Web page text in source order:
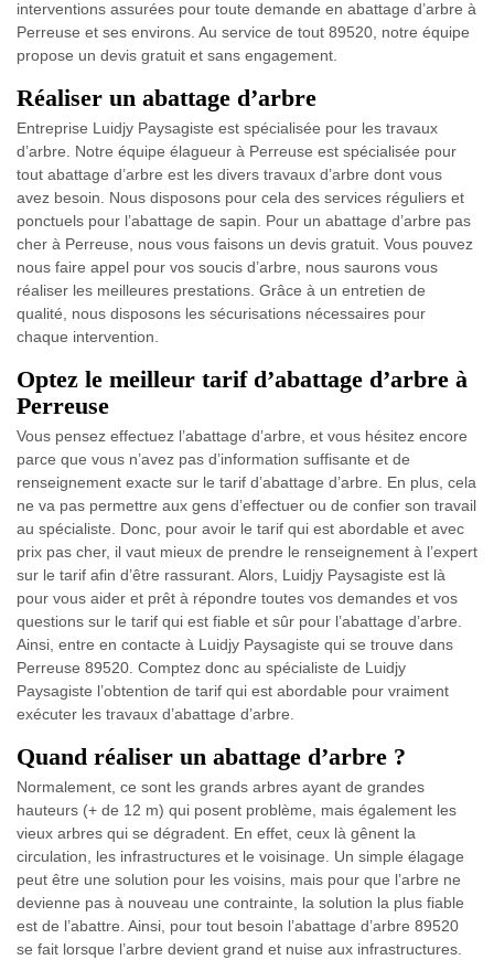
interventions assurées pour toute demande en abattage d’arbre à
Perreuse et ses environs. Au service de tout 89520, notre équipe
propose un devis gratuit et sans engagement.
Réaliser un abattage d’arbre
Entreprise Luidjy Paysagiste est spécialisée pour les travaux
d’arbre. Notre équipe élagueur à Perreuse est spécialisée pour
tout abattage d’arbre est les divers travaux d’arbre dont vous
avez besoin. Nous disposons pour cela des services réguliers et
ponctuels pour l’abattage de sapin. Pour un abattage d’arbre pas
cher à Perreuse, nous vous faisons un devis gratuit. Vous pouvez
nous faire appel pour vos soucis d’arbre, nous saurons vous
réaliser les meilleures prestations. Grâce à un entretien de
qualité, nous disposons les sécurisations nécessaires pour
chaque intervention.
Optez le meilleur tarif d’abattage d’arbre à
Perreuse
Vous pensez effectuez l’abattage d’arbre, et vous hésitez encore
parce que vous n’avez pas d’information suffisante et de
renseignement exacte sur le tarif d’abattage d’arbre. En plus, cela
ne va pas permettre aux gens d’effectuer ou de confier son travail
au spécialiste. Donc, pour avoir le tarif qui est abordable et avec
prix pas cher, il vaut mieux de prendre le renseignement à l’expert
sur le tarif afin d’être rassurant. Alors, Luidjy Paysagiste est là
pour vous aider et prêt à répondre toutes vos demandes et vos
questions sur le tarif qui est fiable et sûr pour l’abattage d’arbre.
Ainsi, entre en contacte à Luidjy Paysagiste qui se trouve dans
Perreuse 89520. Comptez donc au spécialiste de Luidjy
Paysagiste l’obtention de tarif qui est abordable pour vraiment
exécuter les travaux d’abattage d’arbre.
Quand réaliser un abattage d’arbre ?
Normalement, ce sont les grands arbres ayant de grandes
hauteurs (+ de 12 m) qui posent problème, mais également les
vieux arbres qui se dégradent. En effet, ceux là gênent la
circulation, les infrastructures et le voisinage. Un simple élagage
peut être une solution pour les voisins, mais pour que l’arbre ne
devienne pas à nouveau une contrainte, la solution la plus fiable
est de l’abattre. Ainsi, pour tout besoin l’abattage d’arbre 89520
se fait lorsque l’arbre devient grand et nuise aux infrastructures.